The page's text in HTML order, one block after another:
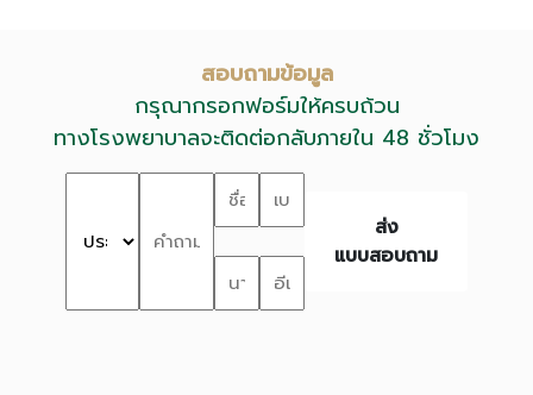
สอบถามข้อมูล
กรุณากรอกฟอร์มให้ครบถ้วน
ทางโรงพยาบาลจะติดต่อกลับภายใน 48 ชั่วโมง
ส่ง
แบบสอบถาม